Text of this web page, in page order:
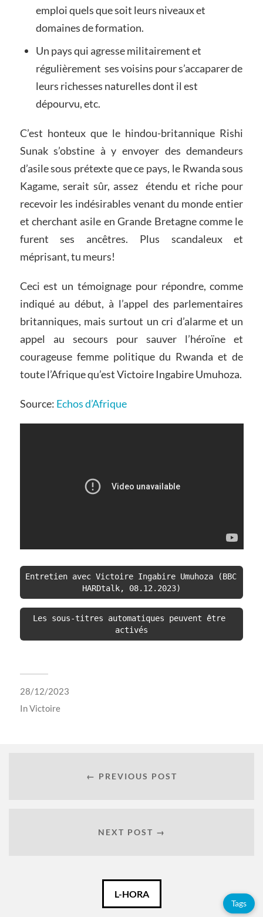
emploi quels que soit leurs niveaux et
domaines de formation.
Un pays qui agresse militairement et
régulièrement ses voisins pour s’accaparer de
leurs richesses naturelles dont il est
dépourvu, etc.
C’est honteux que le hindou-britannique Rishi
Sunak s’obstine à y envoyer des demandeurs
d’asile sous prétexte que ce pays, le Rwanda sous
Kagame, serait sûr, assez étendu et riche pour
recevoir les indésirables venant du monde entier
et cherchant asile en Grande Bretagne comme le
furent ses ancêtres. Plus scandaleux et
méprisant, tu meurs!
Ceci est un témoignage pour répondre, comme
indiqué au début, à l’appel des parlementaires
britanniques, mais surtout un cri d’alarme et un
appel au secours pour sauver l’héroïne et
courageuse femme politique du Rwanda et de
toute l’Afrique qu’est Victoire Ingabire Umuhoza.
Source: Echos d’Afrique
Entretien avec Victoire Ingabire Umuhoza (BBC
HARDtalk, 08.12.2023)
Les sous-titres automatiques peuvent être
activés
28/12/2023
InVictoire
← PREVIOUS POST
NEXT POST →
L-HORA
Tags